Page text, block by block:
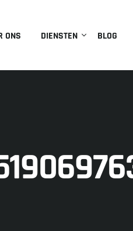
ONS DIENSTEN BLOG